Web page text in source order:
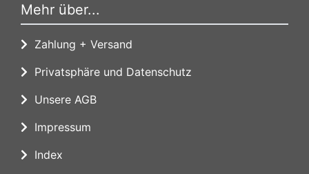
Mehr über...
Zahlung + Versand
Privatsphäre und Datenschutz
Unsere AGB
Impressum
Index